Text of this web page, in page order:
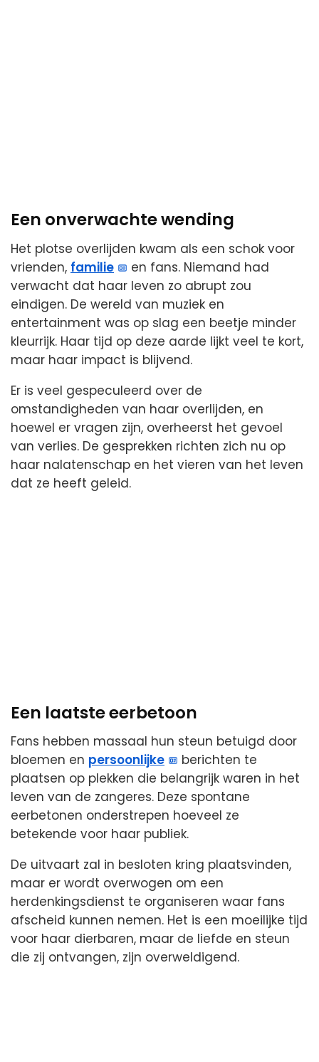
Een onverwachte wending
Het plotse overlijden kwam als een schok voor
vrienden, familie
en fans. Niemand had
verwacht dat haar leven zo abrupt zou
eindigen. De wereld van muziek en
entertainment was op slag een beetje minder
kleurrijk. Haar tijd op deze aarde lijkt veel te kort,
maar haar impact is blijvend.
Er is veel gespeculeerd over de
omstandigheden van haar overlijden, en
hoewel er vragen zijn, overheerst het gevoel
van verlies. De gesprekken richten zich nu op
haar nalatenschap en het vieren van het leven
dat ze heeft geleid.
Een laatste eerbetoon
Fans hebben massaal hun steun betuigd door
bloemen en persoonlijke
berichten te
plaatsen op plekken die belangrijk waren in het
leven van de zangeres. Deze spontane
eerbetonen onderstrepen hoeveel ze
betekende voor haar publiek.
De uitvaart zal in besloten kring plaatsvinden,
maar er wordt overwogen om een
herdenkingsdienst te organiseren waar fans
afscheid kunnen nemen. Het is een moeilijke tijd
voor haar dierbaren, maar de liefde en steun
die zij ontvangen, zijn overweldigend.